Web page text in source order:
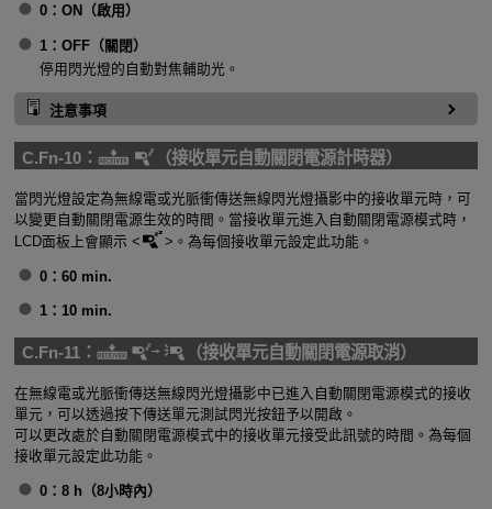
0：ON（啟用）
1：OFF（關閉）
停用閃光燈的自動對焦輔助光。
注意事項
C.Fn-10： （接收單元自動關閉電源計時器）
當閃光燈設定為無線電或光脈衝傳送無線閃光燈攝影中的接收單元時，可
以變更自動關閉電源生效的時間。當接收單元進入自動關閉電源模式時，
LCD面板上會顯示
。為每個接收單元設定此功能。
0： 60 min.
1： 10 min.
C.Fn-11： （接收單元自動關閉電源取消）
在無線電或光脈衝傳送無線閃光燈攝影中已進入自動關閉電源模式的接收
單元，可以透過按下傳送單元測試閃光按鈕予以開啟。
可以更改處於自動關閉電源模式中的接收單元接受此訊號的時間。為每個
接收單元設定此功能。
0： 8 h （8小時內）